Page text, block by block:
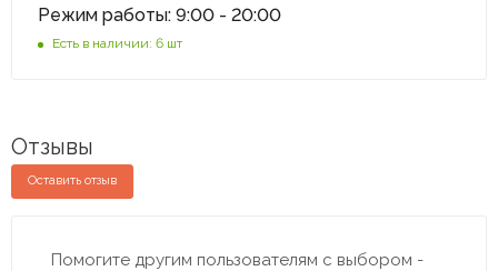
Режим работы: 9:00 - 20:00
Есть в наличии: 6 шт
Отзывы
Оставить отзыв
Помогите другим пользователям с выбором -